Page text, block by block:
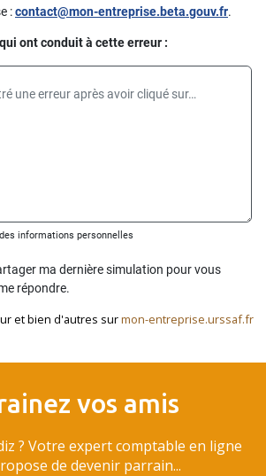
et bien d'autres surmon-entreprise.urssaf.fr
vos amis
? Votre expert comptable en ligne
de devenir parrain...